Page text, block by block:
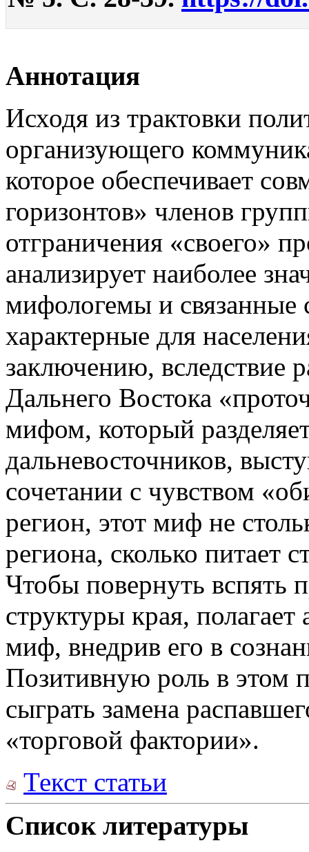
Аннотация
Исходя из трактовки
организующего
которое обеспечивает
горизонтов» членов
отграничения «своего»
анализирует наиболее
мифологемы и
характерные для
заключению, вследствие
Дальнего Востока
мифом, который
дальневосточников,
сочетании с чувством
регион, этот миф не
региона, сколько питает
Чтобы повернуть вспять
структуры края, полагает
миф, внедрив его в
Позитивную роль в этом
сыграть замена
«торговой фактории».
Текст статьи
Список литературы